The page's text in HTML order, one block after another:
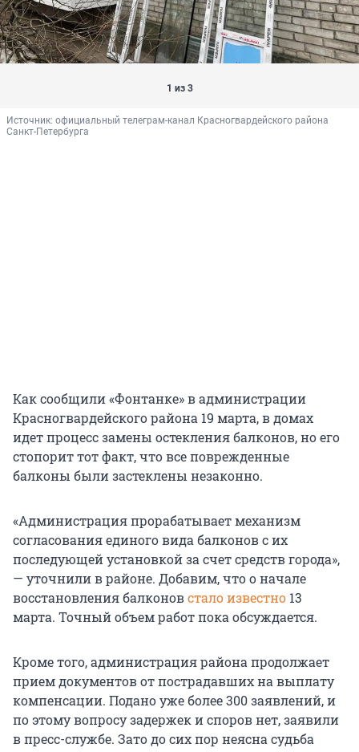
1 из 3
Источник: официальный телеграм-канал Красногвардейского района
Санкт-Петербурга
Как сообщили «Фонтанке» в администрации
Красногвардейского района 19 марта, в домах
идет процесс замены остекления балконов, но его
стопорит тот факт, что все поврежденные
балконы были застеклены незаконно.
«Администрация прорабатывает механизм
согласования единого вида балконов с их
последующей установкой за счет средств города»,
— уточнили в районе. Добавим, что о начале
восстановления балконовстало известно 13
марта. Точный объем работ пока обсуждается.
Кроме того, администрация района продолжает
прием документов от пострадавших на выплату
компенсации. Подано уже более 300 заявлений, и
по этому вопросу задержек и споров нет, заявили
в пресс-службе. Зато до сих пор неясна судьба